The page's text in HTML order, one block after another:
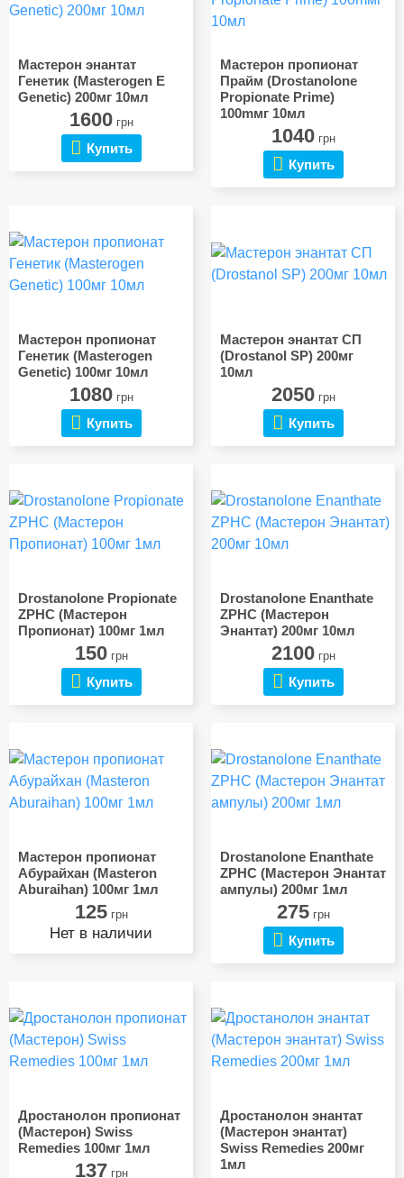
Мастерон энантат
Генетик (Masterogen E
Genetic) 200мг 10мл
1600грн
Купить
Мастерон пропионат
Прайм (Drostanolone
Propionate Prime)
100mмг 10мл
1040грн
Купить
Мастерон пропионат
Генетик (Masterogen
Genetic) 100мг 10мл
1080грн
Купить
Мастерон энантат СП
(Drostanol SP) 200мг
10мл
2050грн
Купить
Drostanolone Propionate
ZPHC (Мастерон
Пропионат) 100мг 1мл
150грн
Купить
Drostanolone Enanthate
ZPHC (Мастерон
Энантат) 200мг 10мл
2100грн
Купить
Мастерон пропионат
Абурайхан (Masteron
Aburaihan) 100мг 1мл
125грн
Нет в наличии
Drostanolone Enanthate
ZPHC (Мастерон Энантат
ампулы) 200мг 1мл
275грн
Купить
Дростанолон пропионат
(Мастерон) Swiss
Remedies 100мг 1мл
137 грн
Дростанолон энантат
(Мастерон энантат)
Swiss Remedies 200мг
1мл